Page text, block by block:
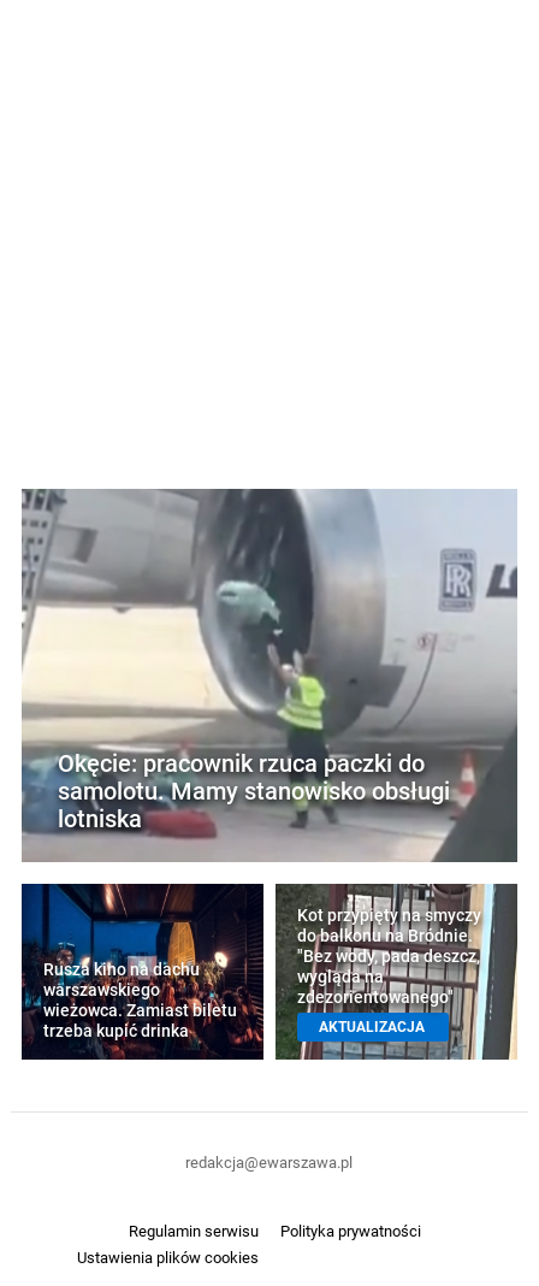
Okęcie: pracownik rzuca paczki do
samolotu. Mamy stanowisko obsługi
lotniska
Rusza kino na dachu
warszawskiego
wieżowca. Zamiast biletu
trzeba kupić drinka
Kot przypięty na smyczy
do balkonu na Bródnie.
"Bez wody, pada deszcz,
wygląda na
zdezorientowanego"
AKTUALIZACJA
Regulamin serwisu
Polityka prywatności
Ustawienia plików cookies
redakcja@ewarszawa.pl